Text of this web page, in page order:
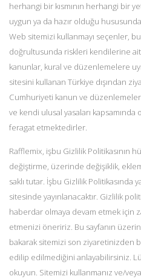
herhangi bir kısmının herhangi bir
uygun ya da hazır olduğu
Web sitemizi kullanmayı seçenler,
doğrultusunda riskleri kendilerine
kanunlar, kural ve düzenlemelere
sitesini kullanan Türkiye dışından
Cumhuriyeti kanun ve
ve kendi ulusal yasaları
feragat etmektedirler.
Rafflemix, işbu Gizlilik Politikasının
değiştirme, üzerinde değişiklik,
saklı tutar. İşbu Gizlilik Politikasında
sitesinde yayınlanacaktır. Gizlilik
haberdar olmaya devam etmek için
etmenizi öneririz. Bu sayfanın
bakarak sitemizi son ziyaretinizden
edilip edilmediğini anlayabilirsiniz.
okuyun. Sitemizi kullanmanız ve/